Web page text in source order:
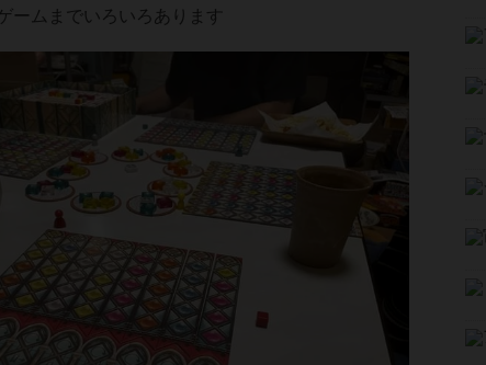
ームまでいろいろあります